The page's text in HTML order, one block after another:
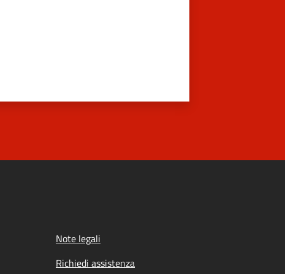
Note legali
Richiedi assistenza